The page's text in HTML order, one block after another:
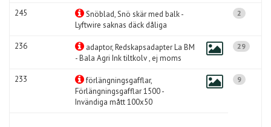
245
Snöblad, Snö skär med balk -
Lyftwire saknas däck dåliga
2
236
adaptor, Redskapsadapter La BM
- Bala Agri Ink tiltkolv , ej moms
29
233
förlängningsgafflar,
Förlängningsgafflar 1500 -
Invändiga mått 100x50
9